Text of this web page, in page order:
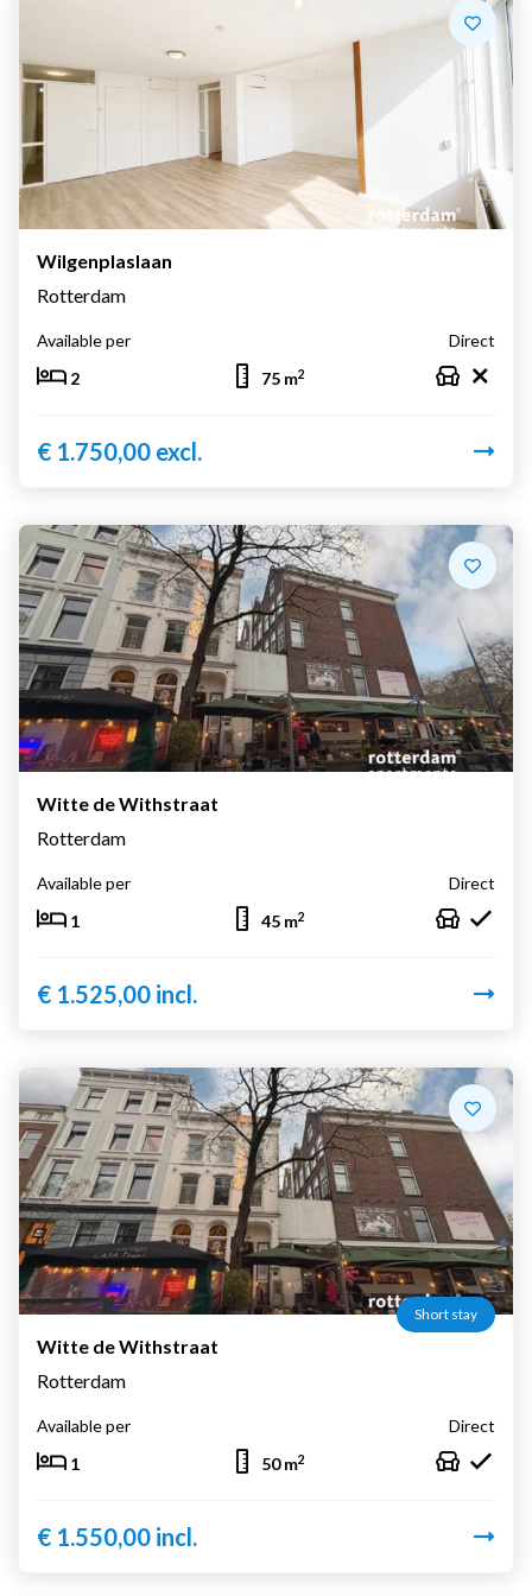
Wilgenplaslaan
Rotterdam
Available per
Direct
2
75 m2
€ 1.750,00 excl.
Witte de Withstraat
Rotterdam
Available per
Direct
1
45 m2
€ 1.525,00 incl.
Short stay
Witte de Withstraat
Rotterdam
Available per
Direct
1
50 m2
€ 1.550,00 incl.